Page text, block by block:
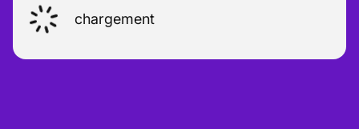
chargement